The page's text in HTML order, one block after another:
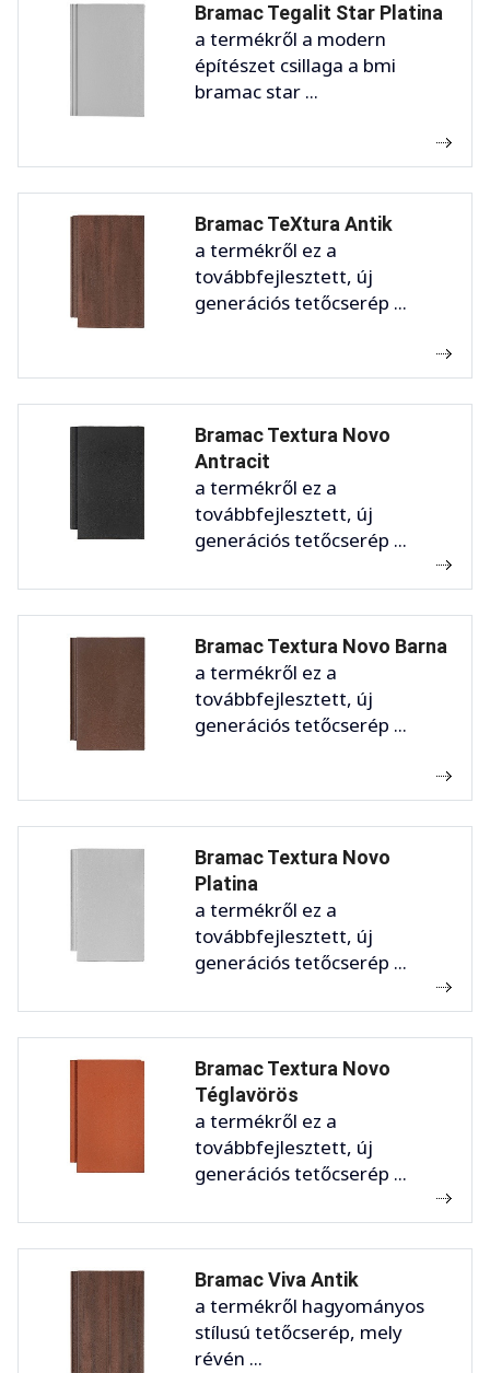
Bramac Tegalit Star Platina
a termékről a modern
építészet csillaga a bmi
bramac star ...
Bramac TeXtura Antik
a termékről ez a
továbbfejlesztett, új
generációs tetőcserép ...
Bramac Textura Novo
Antracit
a termékről ez a
továbbfejlesztett, új
generációs tetőcserép ...
Bramac Textura Novo Barna
a termékről ez a
továbbfejlesztett, új
generációs tetőcserép ...
Bramac Textura Novo
Platina
a termékről ez a
továbbfejlesztett, új
generációs tetőcserép ...
Bramac Textura Novo
Téglavörös
a termékről ez a
továbbfejlesztett, új
generációs tetőcserép ...
Bramac Viva Antik
a termékről hagyományos
stílusú tetőcserép, mely
révén ...